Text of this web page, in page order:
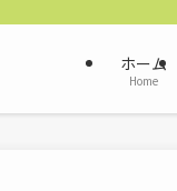
ホーム
Home